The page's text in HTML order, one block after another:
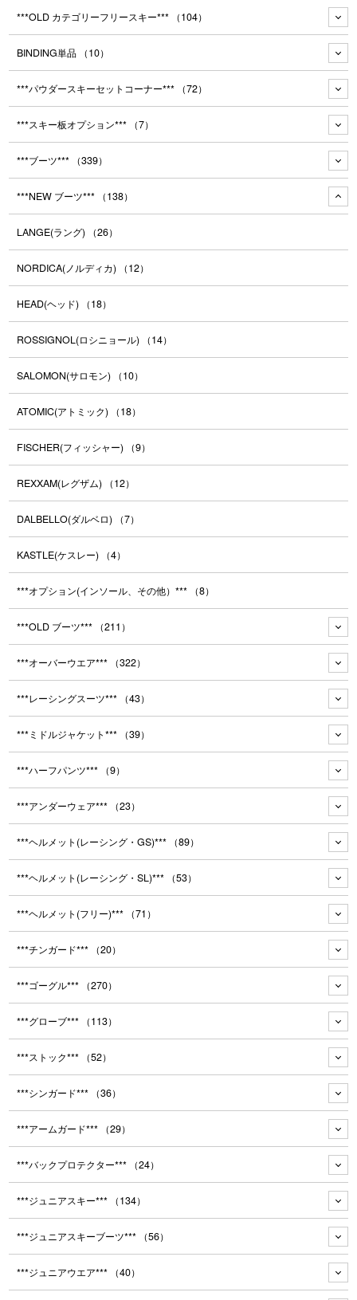
***OLD カテゴリーフリースキー*** （104）
BINDING単品 （10）
***パウダースキーセットコーナー*** （72）
***スキー板オプション*** （7）
***ブーツ*** （339）
***NEW ブーツ*** （138）
LANGE(ラング) （26）
NORDICA(ノルディカ) （12）
HEAD(ヘッド) （18）
ROSSIGNOL(ロシニョール) （14）
SALOMON(サロモン) （10）
ATOMIC(アトミック) （18）
FISCHER(フィッシャー) （9）
REXXAM(レグザム) （12）
DALBELLO(ダルベロ) （7）
KASTLE(ケスレー) （4）
***オプション(インソール、その他）*** （8）
***OLD ブーツ*** （211）
***オーバーウエア*** （322）
***レーシングスーツ*** （43）
***ミドルジャケット*** （39）
***ハーフパンツ*** （9）
***アンダーウェア*** （23）
***ヘルメット(レーシング・GS)*** （89）
***ヘルメット(レーシング・SL)*** （53）
***ヘルメット(フリー)*** （71）
***チンガード*** （20）
***ゴーグル*** （270）
***グローブ*** （113）
***ストック*** （52）
***シンガード*** （36）
***アームガード*** （29）
***バックプロテクター*** （24）
***ジュニアスキー*** （134）
***ジュニアスキーブーツ*** （56）
***ジュニアウエア*** （40）